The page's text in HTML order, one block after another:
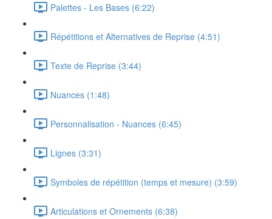
Palettes - Les Bases (6:22)
Répétitions et Alternatives de Reprise (4:51)
Texte de Reprise (3:44)
Nuances (1:48)
Personnalisation - Nuances (6:45)
Lignes (3:31)
Symboles de répétition (temps et mesure) (3:59)
Articulations et Ornements (6:38)